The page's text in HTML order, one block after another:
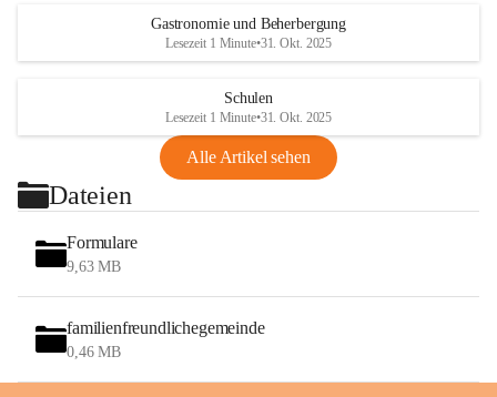
Gastronomie und Beherbergung
Lesezeit 1 Minute•31. Okt. 2025
Schulen
Lesezeit 1 Minute•31. Okt. 2025
Alle Artikel sehen
Dateien
Formulare
9,63 MB
familienfreundlichegemeinde
0,46 MB